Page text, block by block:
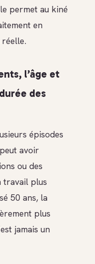
permet au kiné
en
l’âge et
des
épisodes
avoir
ou des
travail plus
50 ans, la
plus
jamais un